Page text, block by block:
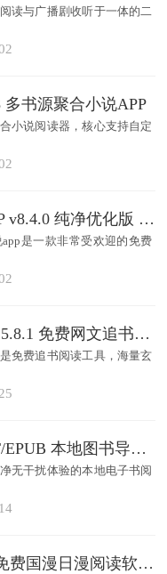
多书源聚合小说APP
七猫免费小说APP v8.4.0 纯净优化版 海量小说阅读软件
得间免费小说 v5.5.8.1 免费网文追书APP
清墨 v1.22.0 TXT/EPUB 本地图书导入阅读软件
喵呜漫画 v1.2.7 免费国漫日漫阅读软件 高清漫画追更神器